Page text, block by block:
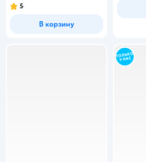
5
В корзину